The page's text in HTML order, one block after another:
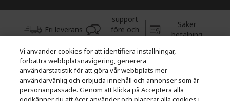
Fri leverans
support
före och
efter köp
Säker
betalning
© 2026 Acer Inc.
CPYou BV är auktoriserad återförsäljare och försäljare av de
produkter och tjänster som erbjuds i denna butik.
Vi använder cookies för att identifiera inställningar,
förbättra webbplatsnavigering, generera
användarstatistik för att göra vår webbplats mer
användarvänlig och erbjuda innehåll och annonser som är
personanpassade. Genom att klicka på Acceptera alla